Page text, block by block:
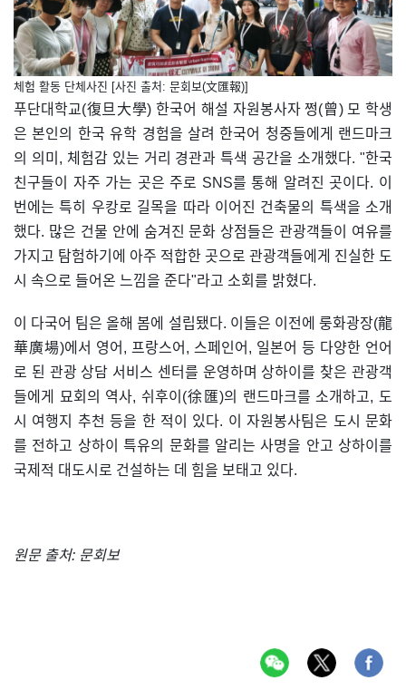
체험 활동 단체사진 [사진 출처: 문회보(文匯報)]
푸단대학교(復旦大學) 한국어 해설 자원봉사자 쩡(曾) 모 학생
은 본인의 한국 유학 경험을 살려 한국어 청중들에게 랜드마크
의 의미, 체험감 있는 거리 경관과 특색 공간을 소개했다. "한국
친구들이 자주 가는 곳은 주로 SNS를 통해 알려진 곳이다. 이
번에는 특히 우캉로 길목을 따라 이어진 건축물의 특색을 소개
했다. 많은 건물 안에 숨겨진 문화 상점들은 관광객들이 여유를
가지고 탐험하기에 아주 적합한 곳으로 관광객들에게 진실한 도
시 속으로 들어온 느낌을 준다"라고 소회를 밝혔다.
이 다국어 팀은 올해 봄에 설립됐다. 이들은 이전에 룽화광장(龍
華廣場)에서 영어, 프랑스어, 스페인어, 일본어 등 다양한 언어
로 된 관광 상담 서비스 센터를 운영하며 상하이를 찾은 관광객
들에게 묘회의 역사, 쉬후이(徐匯)의 랜드마크를 소개하고, 도
시 여행지 추천 등을 한 적이 있다. 이 자원봉사팀은 도시 문화
를 전하고 상하이 특유의 문화를 알리는 사명을 안고 상하이를
국제적 대도시로 건설하는 데 힘을 보태고 있다.
원문 출처: 문회보